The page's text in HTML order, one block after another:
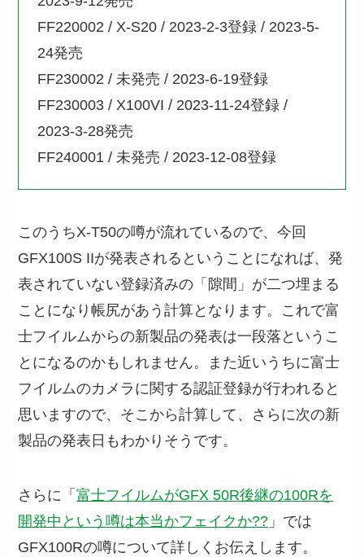
FF220002 / X-S20 / 2023-2-3登録 / 2023-5-
24発売
FF230002 / 未発売 / 2023-6-19登録
FF230003 / X100VI / 2023-11-24登録 /
2023-3-28発売
FF240001 / 未発売 / 2023-12-08登録
このうちX-T50の噂が流れているので、今回
GFX100S IIが発表されるということになれば、発
表されていない登録済みの「隙間」が二つ埋まる
ことになり帳尻があう計算となります。これで富
士フイルムからの新製品の発表は一段落というこ
とになるのかもしれません。また近いうちに富士
フイルムのカメラに関する認証登録が行われると
思いますので、そこから計算して、さらに次の新
製品の発表日もわかりそうです。
さらに「富士フイルムがGFX 50R後継の100Rを
開発中という噂は本当かフェイクか?? 」では
GFX100Rの噂について詳しくお伝えします。